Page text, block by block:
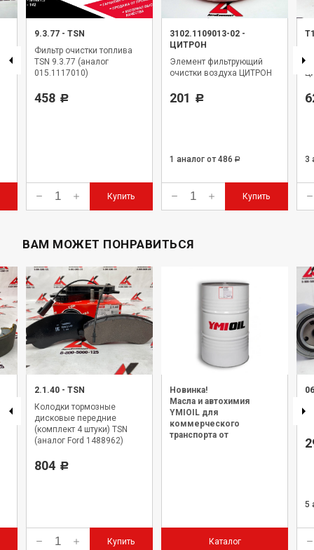
9.3.77 - TSN
Фильтр очистки топлива
TSN 9.3.77 (аналог
015.1117010)
458 Р
Купить
3102.1109013-02 -
ЦИТРОН
Элемент фильтрующий
очистки воздуха ЦИТРОН
201 Р
1 аналог от 486 Р
Купить
3
ВАМ МОЖЕТ ПОНРАВИТЬСЯ
2.1.40 - TSN
Колодки тормозные
дисковые передние
(комплект 4 штуки) TSN
(аналог Ford 1488962)
804 Р
Купить
Новинка!
Масла и автохимия
YMIOIL для
коммерческого
транспорта от
Каталог
5